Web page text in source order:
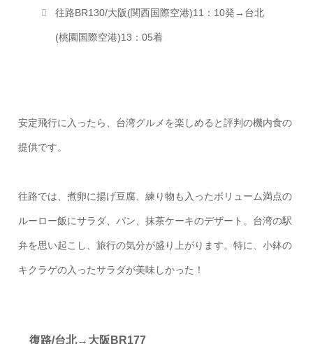
往路BR130/大阪(関西国際空港)11：10発→台北
(桃園国際空港)13：05着
安定飛行に入ったら、台湾グルメを楽しめると評判の機内食の
提供です。
往路では、煮卵に揚げ豆腐、練り物も入ったボリューム満点の
ルーロー飯にサラダ、パン、抹茶ケーキのデザート。台湾の駅
弁を思い起こし、旅行の気分が盛り上がります。特に、小鉢の
キクラゲの入ったサラダが美味しかった！
復路/台北→大阪BR177